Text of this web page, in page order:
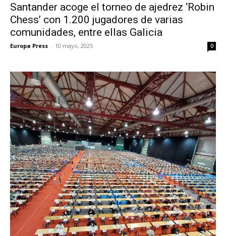
Santander acoge el torneo de ajedrez ‘Robin
Chess’ con 1.200 jugadores de varias
comunidades, entre ellas Galicia
Europa Press - 10 mayo, 2025 0